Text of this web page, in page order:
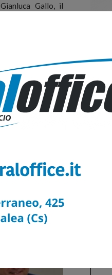
Gallo, il
Il presidente di
di Reggio
Sibari, Filippo
Altri Di Autore